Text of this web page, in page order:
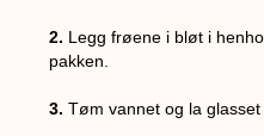
2. Legg frøene i bløt i
pakken.
3. Tøm vannet og la glasset